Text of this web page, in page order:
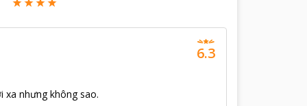
nhưng không sao.
6.3